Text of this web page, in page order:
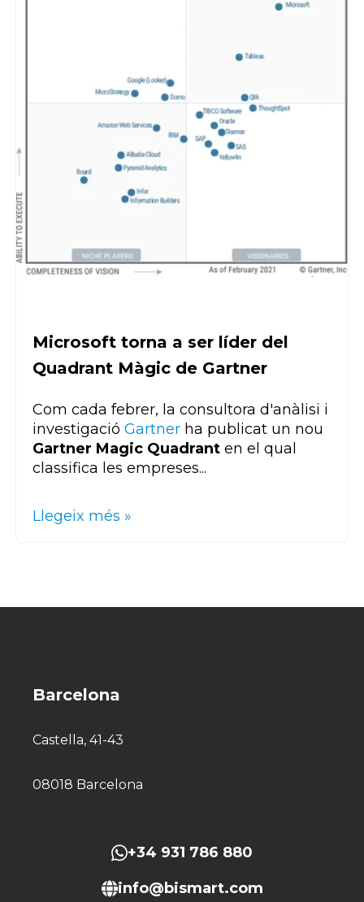
Microsoft torna a ser líder del
Quadrant Màgic de Gartner
Com cada febrer, la consultora d'anàlisi i
investigació Gartner ha publicat un nou
Gartner Magic Quadrant en el qual
classifica les empreses...
Llegeix més »
Barcelona
Castella, 41-43
08018 Barcelona
+34 931 786 880
info@bismart.com